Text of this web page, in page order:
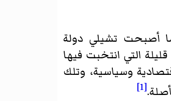
أصبحت تشيلي دولة
التي انتخبت فيها
وسياسية، وتلك
[1]